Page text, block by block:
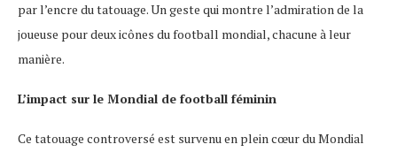
par l’encre du tatouage. Un geste qui montre l’admiration de la
joueuse pour deux icônes du football mondial, chacune à leur
manière.
L’impact sur le Mondial de football féminin
Ce tatouage controversé est survenu en plein cœur du Mondial